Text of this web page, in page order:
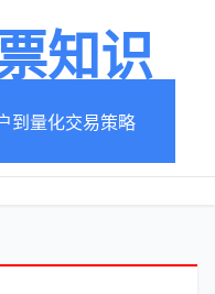
知识
到量化交易策略